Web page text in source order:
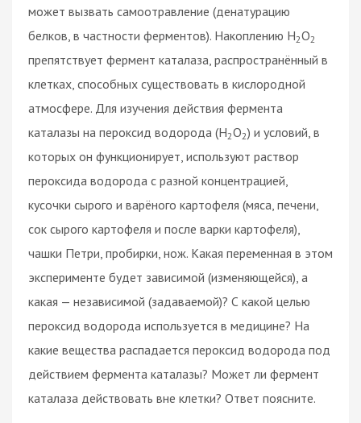
может вызвать самоотравление (денатурацию
белков, в частности ферментов). Накоплению Н2О2
препятствует фермент каталаза, распространённый в
клетках, способных существовать в кислородной
атмосфере. Для изучения действия фермента
каталазы на пероксид водорода (Н2О2) и условий, в
которых он функционирует, используют раствор
пероксида водорода с разной концентрацией,
кусочки сырого и варёного картофеля (мяса, печени,
сок сырого картофеля и после варки картофеля),
чашки Петри, пробирки, нож. Какая переменная в этом
эксперименте будет зависимой (изменяющейся), а
какая — независимой (задаваемой)? С какой целью
пероксид водорода используется в медицине? На
какие вещества распадается пероксид водорода под
действием фермента каталазы? Может ли фермент
каталаза действовать вне клетки? Ответ поясните.